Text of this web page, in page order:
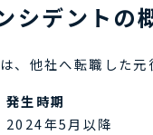
シデントの
、他社へ転職した元
発生時期
2024年5月以降